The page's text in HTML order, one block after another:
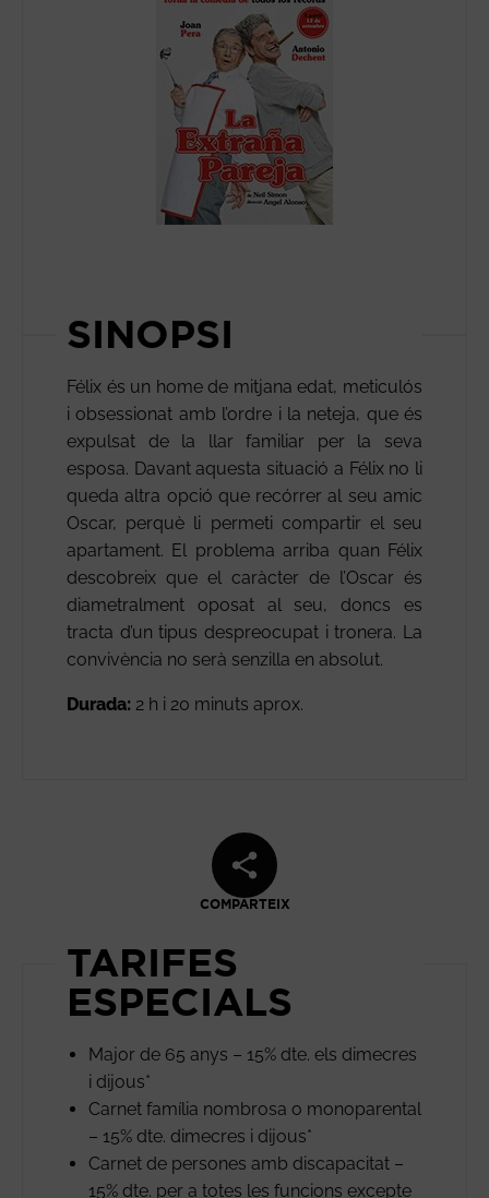
SINOPSI
Félix és un home de mitjana edat, meticulós
i obsessionat amb l’ordre i la neteja, que és
expulsat de la llar familiar per la seva
esposa. Davant aquesta situació a Félix no li
queda altra opció que recórrer al seu amic
Oscar, perquè li permeti compartir el seu
apartament. El problema arriba quan Félix
descobreix que el caràcter de l’Oscar és
diametralment oposat al seu, doncs es
tracta d’un tipus despreocupat i tronera. La
convivència no serà senzilla en absolut.
Durada: 2 h i 20 minuts aprox.
COMPARTEIX
TARIFES
ESPECIALS
Major de 65 anys – 15% dte. els dimecres
i dijous*
Carnet família nombrosa o monoparental
– 15% dte. dimecres i dijous*
Carnet de persones amb discapacitat –
15% dte. per a totes les funcions excepte